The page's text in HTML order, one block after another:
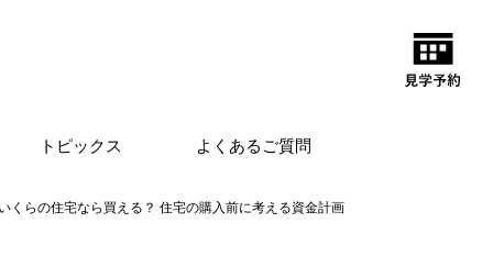
トピックス よくあるご質問
くらの住宅なら買える？ 住宅の購入前に考える資金計画